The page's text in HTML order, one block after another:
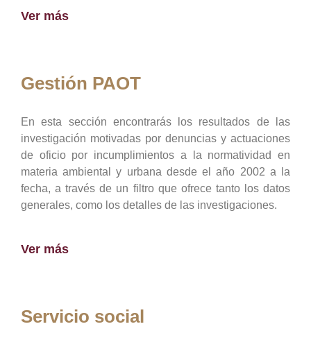
Ver más
Gestión PAOT
En esta sección encontrarás los resultados de las
investigación motivadas por denuncias y actuaciones
de oficio por incumplimientos a la normatividad en
materia ambiental y urbana desde el año 2002 a la
fecha, a través de un filtro que ofrece tanto los datos
generales, como los detalles de las investigaciones.
Ver más
Servicio social